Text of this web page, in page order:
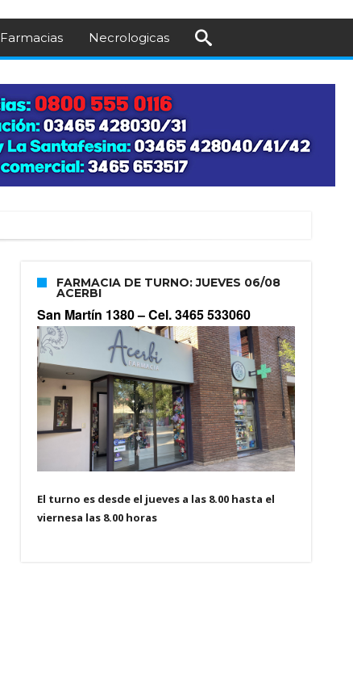
Farmacias Necrologicas
FARMACIA DE TURNO: JUEVES 06/08
ACERBI
San Martín 1380 –Cel. 3465 533060
El turno es desde el jueves a las 8.00 hasta el
viernesa las 8.00 horas